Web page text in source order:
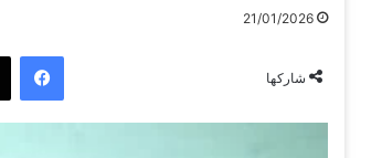
21/01/2026
شاركها
فيسبوك